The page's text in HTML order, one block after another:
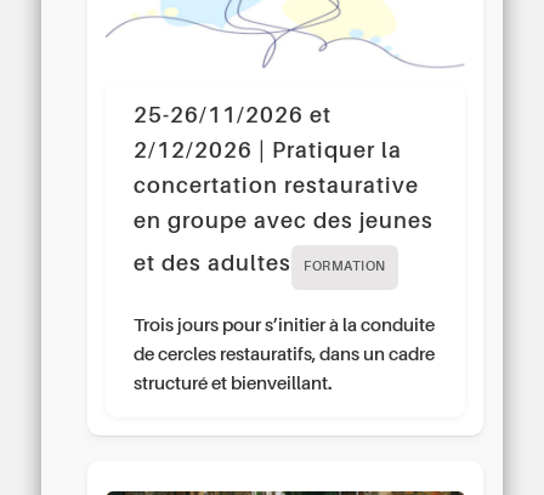
25-26/11/2026 et
2/12/2026 | Pratiquer la
concertation restaurative
en groupe avec des jeunes
et des adultes
FORMATION
Trois jours pour s’initier à la conduite
de cercles restauratifs, dans un cadre
structuré et bienveillant.